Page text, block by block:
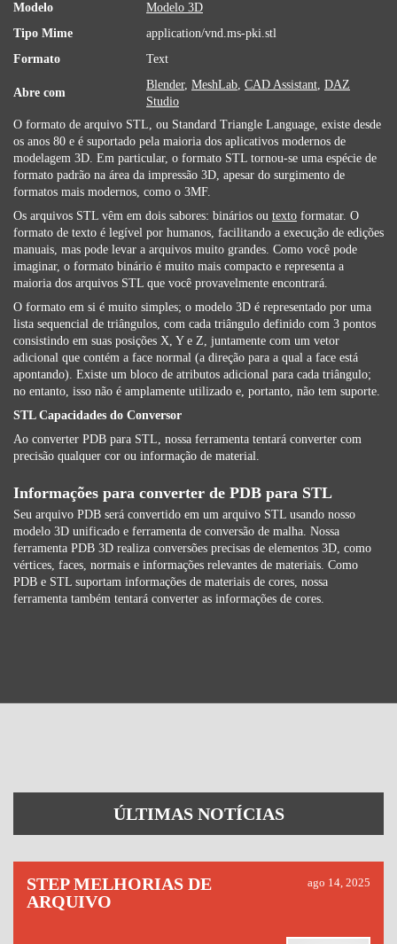
Modelo
Modelo 3D
Tipo Mime
application/vnd.ms-pki.stl
Formato
Text
Abre com
Blender, MeshLab, CAD Assistant, DAZ
Studio
O formato de arquivo STL, ou Standard Triangle Language, existe desde
os anos 80 e é suportado pela maioria dos aplicativos modernos de
modelagem 3D. Em particular, o formato STL tornou-se uma espécie de
formato padrão na área da impressão 3D, apesar do surgimento de
formatos mais modernos, como o 3MF.
Os arquivos STL vêm em dois sabores: binários ou texto formatar. O
formato de texto é legível por humanos, facilitando a execução de edições
manuais, mas pode levar a arquivos muito grandes. Como você pode
imaginar, o formato binário é muito mais compacto e representa a
maioria dos arquivos STL que você provavelmente encontrará.
O formato em si é muito simples; o modelo 3D é representado por uma
lista sequencial de triângulos, com cada triângulo definido com 3 pontos
consistindo em suas posições X, Y e Z, juntamente com um vetor
adicional que contém a face normal (a direção para a qual a face está
apontando). Existe um bloco de atributos adicional para cada triângulo;
no entanto, isso não é amplamente utilizado e, portanto, não tem suporte.
STL Capacidades do Conversor
Ao converter PDB para STL, nossa ferramenta tentará converter com
precisão qualquer cor ou informação de material.
Informações para converter de PDB para STL
Seu arquivo PDB será convertido em um arquivo STL usando nosso
modelo 3D unificado e ferramenta de conversão de malha. Nossa
ferramenta PDB 3D realiza conversões precisas de elementos 3D, como
vértices, faces, normais e informações relevantes de materiais. Como
PDB e STL suportam informações de materiais de cores, nossa
ferramenta também tentará converter as informações de cores.
ÚLTIMAS NOTÍCIAS
STEP MELHORIAS DE
ARQUIVO
ago 14, 2025